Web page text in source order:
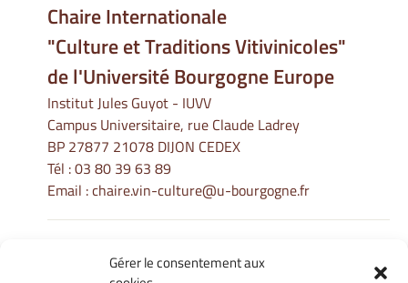
Gérer le consentement aux
Chaire Internationale
"Culture et Traditions Vitivinicoles"
de l'Université Bourgogne Europe
Institut Jules Guyot - IUVV
Campus Universitaire, rue Claude Ladrey
BP 27877 21078 DIJON CEDEX
Tél :03 80 39 63 89
Email :chaire.vin-culture@u-bourgogne.fr
Informations Légales